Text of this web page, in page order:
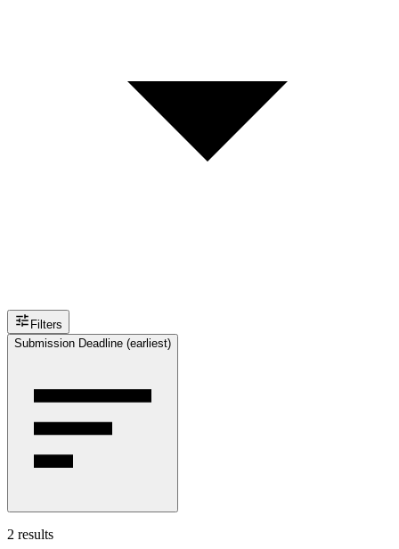
Filters
Submission Deadline (earliest)
2 results